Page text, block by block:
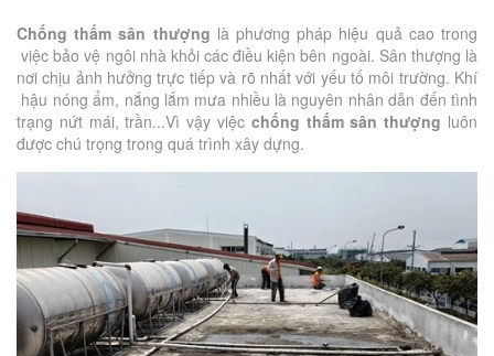
Chống thấm sân thượng là phương pháp hiệu quả cao trong
việc bảo vệ ngôi nhà khỏi các điều kiện bên ngoài. Sân thượng là
nơi chịu ảnh hưởng trực tiếp và rõ nhất với yếu tố môi trường. Khí
hậu nóng ẩm, nắng lắm mưa nhiều là nguyên nhân dẫn đến tình
trạng nứt mái, trần...Vì vậy việc chống thấm sân thượng luôn
được chú trọng trong quá trình xây dựng.